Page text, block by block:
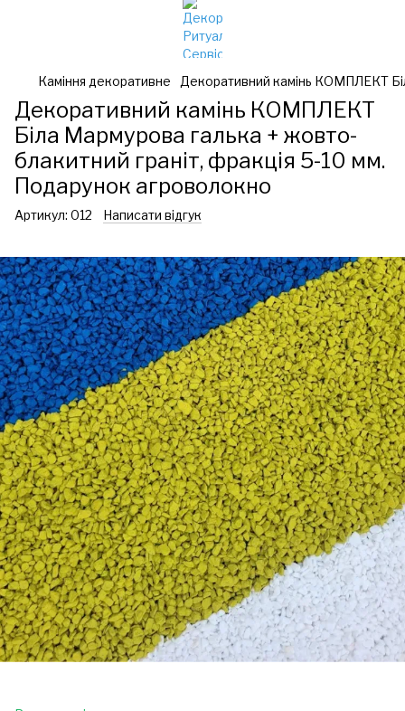
Каміння декоративне Декоративний камінь КОМПЛЕКТ
Декоративний камінь КОМПЛЕКТ
Біла Мармурова галька + жовто-
блакитний граніт, фракція 5-10 мм.
Подарунок агроволокно
Артикул: 012 Написати відгук